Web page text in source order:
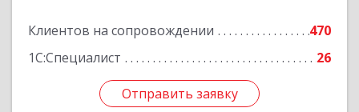
Клиентов на сопровождении
470
1С:Специалист
26
Отправить заявку
Отправить заявку